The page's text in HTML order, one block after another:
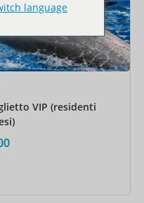
VIP (residenti
language